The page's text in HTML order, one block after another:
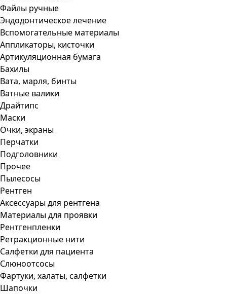
Файлы ручные
Эндодонтическое лечение
Вспомогательные материалы
Аппликаторы, кисточки
Артикуляционная бумага
Бахилы
Вата, марля, бинты
Ватные валики
Драйтипс
Маски
Очки, экраны
Перчатки
Подголовники
Прочее
Пылесосы
Рентген
Аксессуары для рентгена
Материалы для проявки
Рентгенпленки
Ретракционные нити
Салфетки для пациента
Слюноотсосы
Фартуки, халаты, салфетки
Шапочки